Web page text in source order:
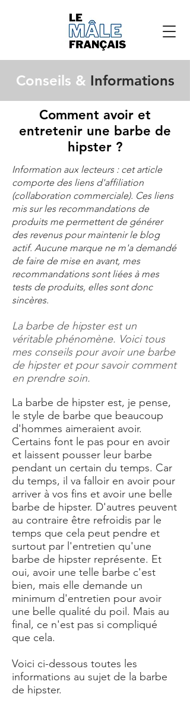
Conseils & Informations
Comment avoir et
entretenir une barbe de
hipster ?
Information aux lecteurs : cet article
comporte des liens d'affiliation
(collaboration commerciale). Ces liens
mis sur les recommandations de
produits me permettent de générer
des revenus pour maintenir le blog
actif. Aucune marque ne m'a demandé
de faire de mise en avant, mes
recommandations sont liées à mes
tests de produits, elles sont donc
sincères.
La barbe de hipster est un
véritable phénomène. Voici tous
mes conseils pour avoir une barbe
de hipster et pour savoir comment
en prendre soin.
La barbe de hipster est, je pense,
le style de barbe que beaucoup
d'hommes aimeraient avoir.
Certains font le pas pour en avoir
et laissent pousser leur barbe
pendant un certain du temps. Car
du temps, il va falloir en avoir pour
arriver à vos fins et avoir une belle
barbe de hipster. D'autres peuvent
au contraire être refroidis par le
temps que cela peut pendre et
surtout par l'entretien qu'une
barbe de hipster représente. Et
oui, avoir une telle barbe c'est
bien, mais elle demande un
minimum d'entretien pour avoir
une belle qualité du poil. Mais au
final, ce n'est pas si compliqué
que cela.
Voici ci-dessous toutes les
informations au sujet de la barbe
de hipster.